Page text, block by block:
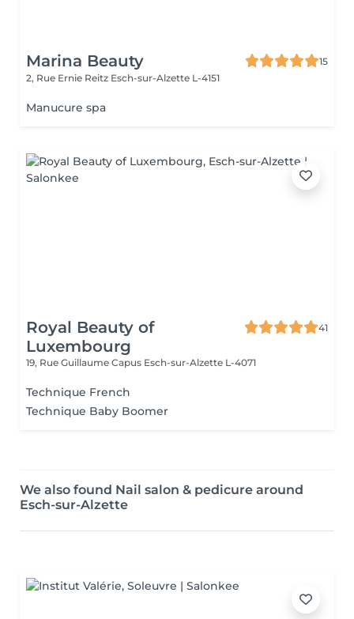
Marina Beauty
15
2, Rue Ernie Reitz Esch-sur-Alzette L-4151
Manucure spa
Royal Beauty of
Luxembourg
41
19, Rue Guillaume Capus Esch-sur-Alzette L-4071
Technique French
Technique Baby Boomer
We also found Nail salon & pedicure around
Esch-sur-Alzette